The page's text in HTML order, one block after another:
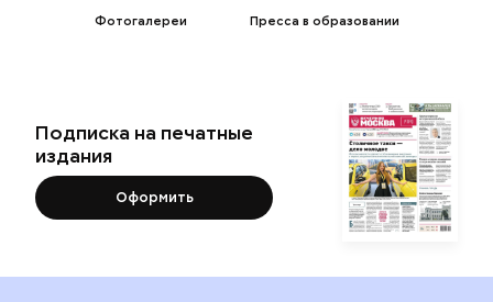
Фотогалереи
Пресса в образовании
Подписка на печатные
издания
Оформить